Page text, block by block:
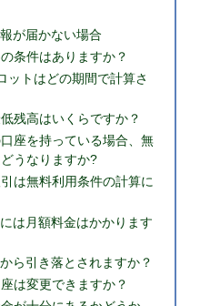
が届かない場合
条件はありますか？
ットはどの期間で計算さ
残高はいくらですか？
座を持っている場合、無
うなりますか?
は無料利用条件の計算に
は月額料金はかかります
ら引き落とされますか？
は変更できますか？